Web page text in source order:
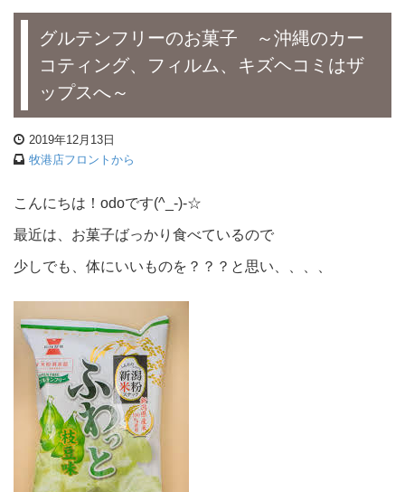
グルテンフリーのお菓子 ～沖縄のカー
コティング、フィルム、キズヘコミはザ
ップスへ～
2019年12月13日
牧港店フロントから
こんにちは！odoです(^_-)-☆
最近は、お菓子ばっかり食べているので
少しでも、体にいいものを？？？と思い、、、、